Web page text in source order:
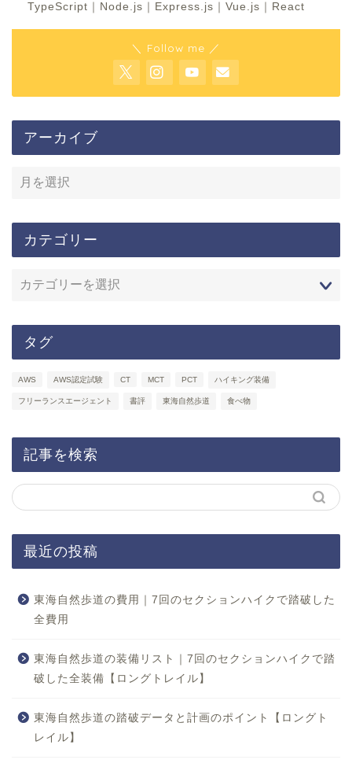
TypeScript｜Node.js｜Express.js｜Vue.js｜React
＼ Follow me ／
アーカイブ
カテゴリー
タグ
AWS AWS認定試験 CT MCT PCT ハイキング装備
フリーランスエージェント 書評 東海自然歩道 食べ物
記事を検索
最近の投稿
東海自然歩道の費用｜7回のセクションハイクで踏破した
全費用
東海自然歩道の装備リスト｜7回のセクションハイクで踏
破した全装備【ロングトレイル】
東海自然歩道の踏破データと計画のポイント【ロングト
レイル】